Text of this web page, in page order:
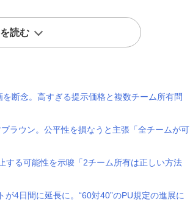
読む
断念。高すぎる提示価格と複数チーム所有問
ラウン。公平性を損なうと主張「全チームが可
する可能性を示唆「2チーム所有は正しい方法
4日間に延長に。“60対40”のPU規定の進展に